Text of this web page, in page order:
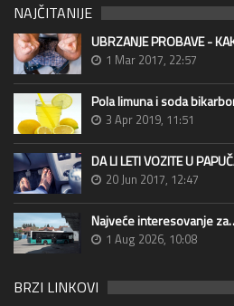
NAJČITANIJE
UBRZANJE PROBAVE -
1 Mar 2017, 22:57
Pola limuna i soda
3 Apr 2019, 11:51
DA LI LETI VOZITE U
20 Jun 2017, 12:47
Najveće interesovanje
1 Aug 2026, 10:08
BRZI LINKOVI